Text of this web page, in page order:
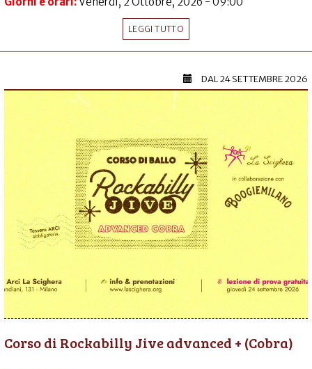
LEGGI TUTTO
DAL24 SETTEMBRE 2026
Corso di Rockabilly Jive advanced + (Cobra)